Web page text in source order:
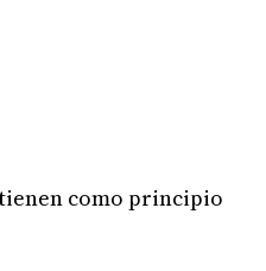
como principio